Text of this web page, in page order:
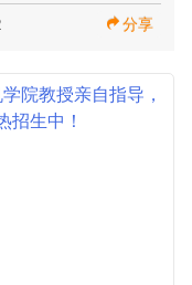
leadership-
分享
院教授亲自指导，
招生中！